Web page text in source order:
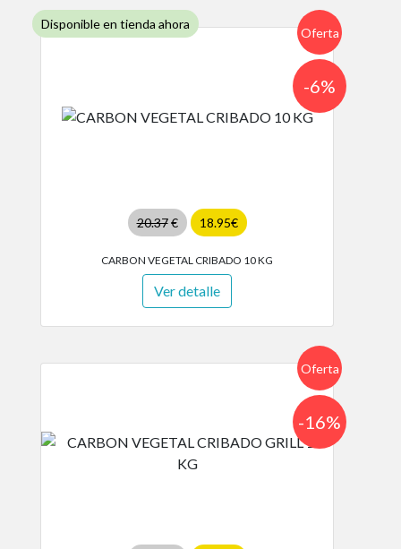
Disponible en tienda ahora
Oferta
20.37€ 18.95€
-6%
CARBON VEGETAL CRIBADO 10 KG
Ver detalle
Oferta
-16%